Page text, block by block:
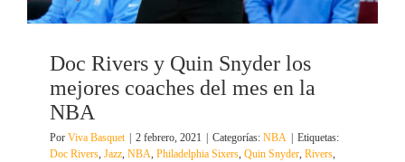
Doc Rivers y Quin Snyder los
mejores coaches del mes en la
NBA
Por Viva Basquet | 2 febrero, 2021 | Categorías: NBA | Etiquetas:
Doc Rivers Jazz NBA Philadelphia Sixers Quin Snyder Rivers